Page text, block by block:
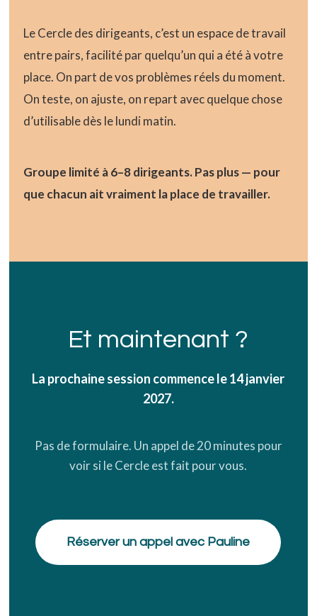
Le Cercle des dirigeants, c’est un espace de travail
entre pairs, facilité par quelqu’un qui a été à votre
place. On part de vos problèmes réels du moment.
On teste, on ajuste, on repart avec quelque chose
d’utilisable dès le lundi matin.
Groupe limité à 6–8 dirigeants. Pas plus — pour
que chacun ait vraiment la place de travailler.
Et maintenant ?
La prochaine session commence le 14 janvier
2027.
Pas de formulaire. Un appel de 20 minutes pour
voir si le Cercle est fait pour vous.
Réserver un appel avec Pauline